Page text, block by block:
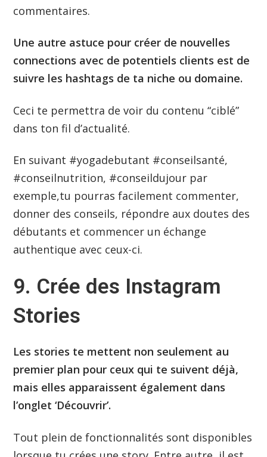
commentaires.
Une autre astuce pour créer de nouvelles
connections avec de potentiels clients est de
suivre les hashtags de ta niche ou domaine.
Ceci te permettra de voir du contenu “ciblé”
dans ton fil d’actualité.
En suivant #yogadebutant #conseilsanté,
#conseilnutrition, #conseildujour par
exemple,tu pourras facilement commenter,
donner des conseils, répondre aux doutes des
débutants et commencer un échange
authentique avec ceux-ci.
9. Crée des Instagram
Stories
Les stories te mettent non seulement au
premier plan pour ceux qui te suivent déjà,
mais elles apparaissent également dans
l’onglet ‘Découvrir’.
Tout plein de fonctionnalités sont disponibles